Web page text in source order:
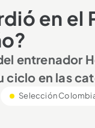
en el
entrenador
ciclo en las
Selección